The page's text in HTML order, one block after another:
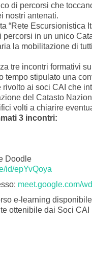
di percorsi che
nostri antenati.
“Rete
in un unico
la mobilitazione di
tre incontri formativi
tempo stipulato una
rivolto ai soci CAI che
del Catasto
volti a chiarire
3 incontri:
Doodle
id/epYvQoya
meet.google.com/
e-learning
ottenibile dai Soci CAI